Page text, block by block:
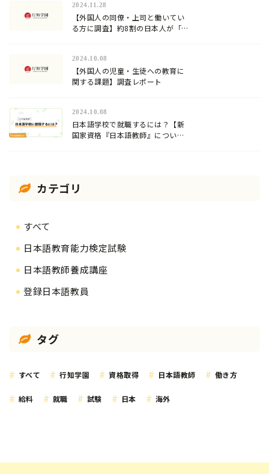
員』の需要！
2024.11.28
【外国人の同僚・上司と働いてい
る方に調査】約8割の日本人が「日
2024.10.08
【外国人の児童・生徒への教育に
関する課題】調査レポート
2024.10.08
日本語学校で就職するには？【新
国家資格『日本語教師』について
カテゴリ
すべて
日本語教育能力検定試験
日本語教師養成講座
登録日本語教員
タグ
すべて 行知学園 資格取得 日本語教師 働き方
給料 就職 試験 日本 海外